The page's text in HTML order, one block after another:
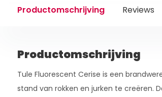
Productomschrijving Reviews
Productomschrijving
Tule Fluorescent Cerise is een
stand van rokken en jurken te creëren.